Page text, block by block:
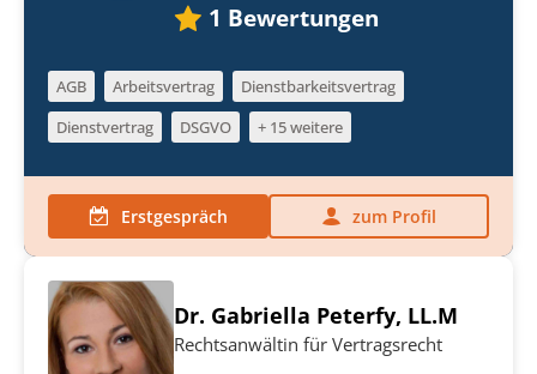
1 Bewertungen
AGB Arbeitsvertrag
Dienstbarkeitsvertrag
Dienstvertrag
DSGVO + 15 weitere
Erstgespräch zum Profil
Dr. Gabriella Peterfy, LL.M
Rechtsanwältin für Vertragsrecht